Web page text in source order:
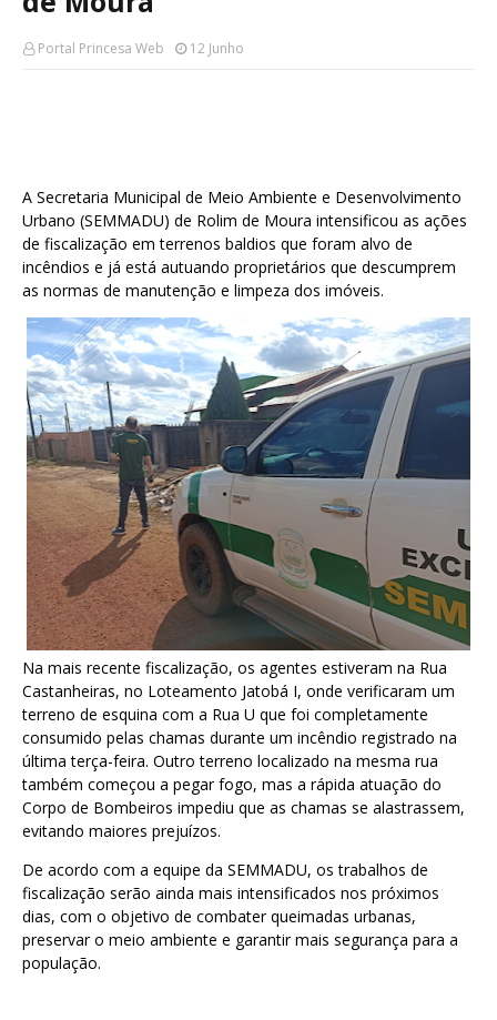
Portal Princesa Web 12 Junho
A Secretaria Municipal de Meio Ambiente e Desenvolvimento
Urbano (SEMMADU) de Rolim de Moura intensificou as ações
de fiscalização em terrenos baldios que foram alvo de
incêndios e já está autuando proprietários que descumprem
as normas de manutenção e limpeza dos imóveis.
Na mais recente fiscalização, os agentes estiveram na Rua
Castanheiras, no Loteamento Jatobá I, onde verificaram um
terreno de esquina com a Rua U que foi completamente
consumido pelas chamas durante um incêndio registrado na
última terça-feira. Outro terreno localizado na mesma rua
também começou a pegar fogo, mas a rápida atuação do
Corpo de Bombeiros impediu que as chamas se alastrassem,
evitando maiores prejuízos.
De acordo com a equipe da SEMMADU, os trabalhos de
fiscalização serão ainda mais intensificados nos próximos
dias, com o objetivo de combater queimadas urbanas,
preservar o meio ambiente e garantir mais segurança para a
população.